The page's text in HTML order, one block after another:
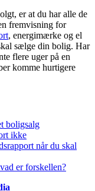
er at du har alle de
fremvisning for
, energimærke og el
sælge din bolig. Har
flere uger på en
komme hurtigere
boligsalg
ikke
når du skal
er forskellen?